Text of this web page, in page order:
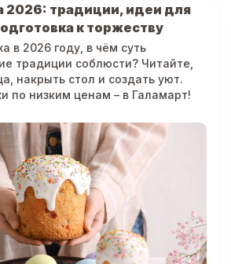
2026: традиции, идеи для
к торжеству
в 2026 году, в чём суть
традиции соблюсти? Читайте,
накрыть стол и создать уют.
по низким ценам – в Галамарт!